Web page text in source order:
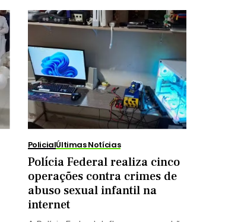
PolicialÚltimas Notícias
Polícia Federal realiza cinco
operações contra crimes de
abuso sexual infantil na
internet